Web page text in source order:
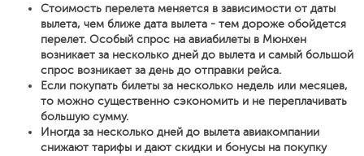
Стоимость перелета меняется в зависимости от даты
вылета, чем ближе дата вылета - тем дороже обойдется
перелет. Особый спрос на авиабилеты в Мюнхен
возникает за несколько дней до вылета и самый большой
спрос возникает за день до отправки рейса.
Если покупать билеты за несколько недель или месяцев,
то можно существенно сэкономить и не переплачивать
большую сумму.
Иногда за несколько дней до вылета авиакомпании
снижают тарифы и дают скидки и бонусы на покупку